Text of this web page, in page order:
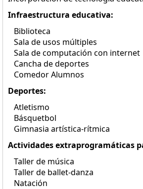
Infraestructura educativa:
Biblioteca
Sala de usos múltiples
Sala de computación con internet
Cancha de deportes
Comedor Alumnos
Deportes:
Atletismo
Básquetbol
Gimnasia artística-rítmica
Actividades extraprogramáticas
Taller de música
Taller de ballet-danza
Natación